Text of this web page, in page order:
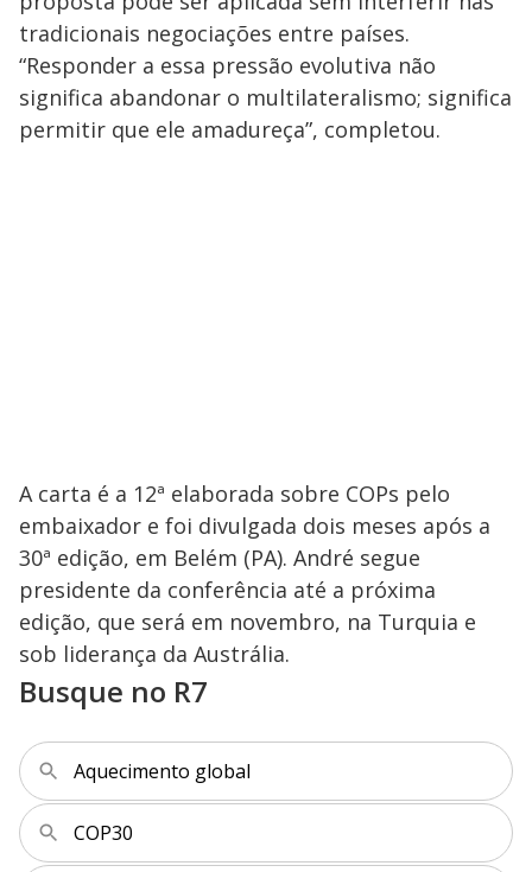
tradicionais negociações entre países.
“Responder a essa pressão evolutiva não
significa abandonar o multilateralismo; significa
permitir que ele amadureça”, completou.
A carta é a 12ª elaborada sobre COPs pelo
embaixador e foi divulgada dois meses após a
30ª edição, em Belém (PA). André segue
presidente da conferência até a próxima
edição, que será em novembro, na Turquia e
sob liderança da Austrália.
Busque no R7
Aquecimento global
COP30